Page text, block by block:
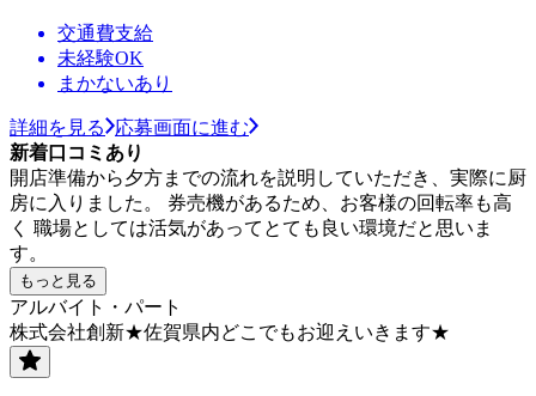
交通費支給
未経験OK
まかないあり
詳細を見る
応募画面に進む
新着口コミあり
開店準備から夕方までの流れを説明していただき、実際に厨
房に入りました。 券売機があるため、お客様の回転率も高
く 職場としては活気があってとても良い環境だと思いま
す。
もっと見る
アルバイト・パート
株式会社創新★佐賀県内どこでもお迎えいきます★